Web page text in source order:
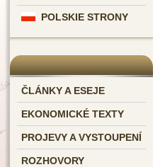
POLSKIE STRONY
ČLÁNKY A ESEJE
EKONOMICKÉ TEXTY
PROJEVY A VYSTOUPENÍ
ROZHOVORY